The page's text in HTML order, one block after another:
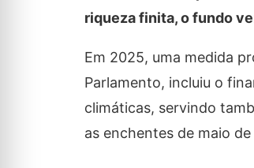
riqueza finita, o fundo
Em 2025, uma medida
Parlamento, incluiu o
climáticas, servindo
as enchentes de maio